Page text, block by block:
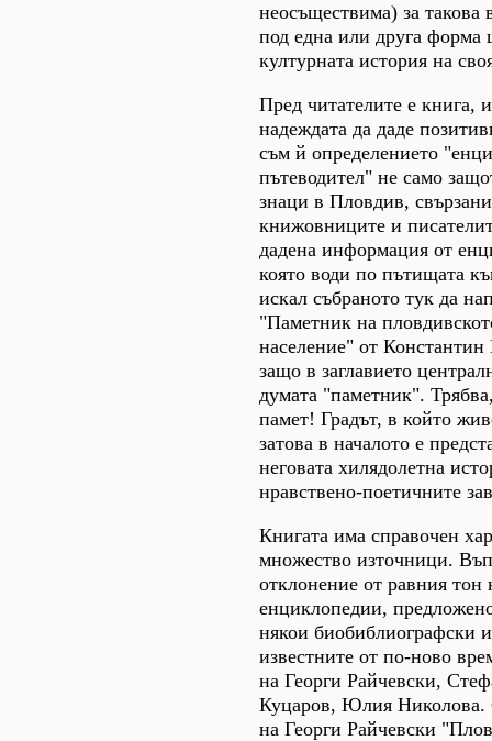
неосъществима) за такова
под една или друга форма
културната история на
Пред читателите е книга,
надеждата да даде
съм й определението
пътеводител" не само
знаци в Пловдив,
книжовниците и
дадена информация от
която води по пътищата
искал събраното тук да
"Паметник на
население" от
защо в заглавието
думата "паметник".
памет! Градът, в който
затова в началото е
неговата хилядолетна
нравствено-поетичните
Книгата има справочен
множество източници.
отклонение от равния тон
енциклопедии,
някои биобиблиографски
известните от по-ново
на Георги Райчевски,
Куцаров, Юлия Николова.
на Георги Райчевски